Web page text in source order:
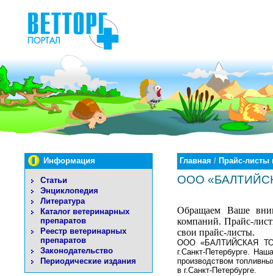
Информация
Статьи
Энциклопедия
Литература
Каталог ветеринарных
препаратов
Реестр ветеринарных
препаратов
Законодательство
Периодические издания
Главная / Прайс-листы
ООО
Обращаем Ваше
компаний. Прайс-
свои прайс-листы.
ООО «БАЛТИЙСКАЯ
г.Санкт-Петербурге.
производством
в г.Санкт-Петербурге.